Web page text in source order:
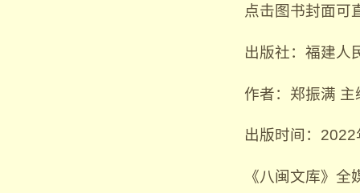
点击图书封面可
出版社：福建人
作者：郑振满 主
出版时间：
《八闽文库》全